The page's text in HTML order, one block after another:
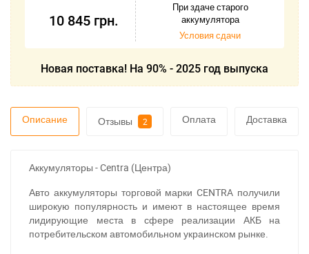
10 845 грн.
При здаче старого
аккумулятора
Условия сдачи
Новая поставка! На 90% - 2025 год выпуска
Описание Отзывы 2 Оплата Доставка
Аккумуляторы - Centra (Центра)
Авто аккумуляторы торговой марки CENTRA получили
широкую популярность и имеют в настоящее время
лидирующие места в сфере реализации АКБ на
потребительском автомобильном украинском рынке.